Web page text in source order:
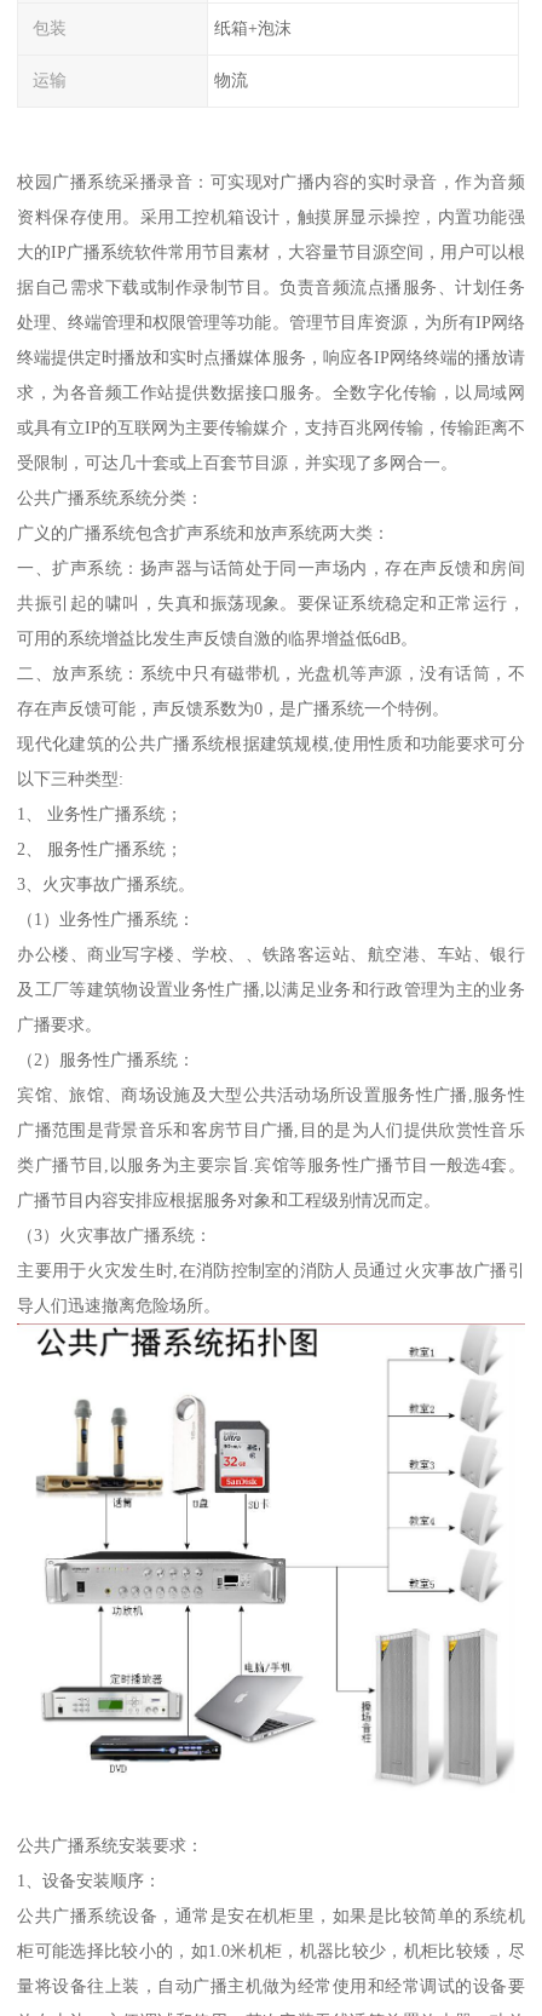
包装 纸箱+泡沫
运输 物流
校园广播系统采播录音：可实现对广播内容的实时录音，作为音频
资料保存使用。采用工控机箱设计，触摸屏显示操控，内置功能强
大的IP广播系统软件常用节目素材，大容量节目源空间，用户可以根
据自己需求下载或制作录制节目。负责音频流点播服务、计划任务
处理、终端管理和权限管理等功能。管理节目库资源，为所有IP网络
终端提供定时播放和实时点播媒体服务，响应各IP网络终端的播放请
求，为各音频工作站提供数据接口服务。全数字化传输，以局域网
或具有立IP的互联网为主要传输媒介，支持百兆网传输，传输距离不
受限制，可达几十套或上百套节目源，并实现了多网合一。
公共广播系统系统分类：
广义的广播系统包含扩声系统和放声系统两大类：
一、扩声系统：扬声器与话筒处于同一声场内，存在声反馈和房间
共振引起的啸叫，失真和振荡现象。要保证系统稳定和正常运行，
可用的系统增益比发生声反馈自激的临界增益低6dB。
二、放声系统：系统中只有磁带机，光盘机等声源，没有话筒，不
存在声反馈可能，声反馈系数为0，是广播系统一个特例。
现代化建筑的公共广播系统根据建筑规模,使用性质和功能要求可分
以下三种类型:
1、 业务性广播系统；
2、 服务性广播系统；
3、火灾事故广播系统。
（1）业务性广播系统：
办公楼、商业写字楼、学校、、铁路客运站、航空港、车站、银行
及工厂等建筑物设置业务性广播,以满足业务和行政管理为主的业务
广播要求。
（2）服务性广播系统：
宾馆、旅馆、商场设施及大型公共活动场所设置服务性广播,服务性
广播范围是背景音乐和客房节目广播,目的是为人们提供欣赏性音乐
类广播节目,以服务为主要宗旨.宾馆等服务性广播节目一般选4套。
广播节目内容安排应根据服务对象和工程级别情况而定。
（3）火灾事故广播系统：
主要用于火灾发生时,在消防控制室的消防人员通过火灾事故广播引
导人们迅速撤离危险场所。
公共广播系统安装要求：
1、设备安装顺序：
公共广播系统设备，通常是安在机柜里，如果是比较简单的系统机
柜可能选择比较小的，如1.0米机柜，机器比较少，机柜比较矮，尽
量将设备往上装，自动广播主机做为经常使用和经常调试的设备要